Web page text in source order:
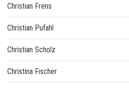
Christian Frens
Christian Pufahl
Christian Scholz
Christina Fischer